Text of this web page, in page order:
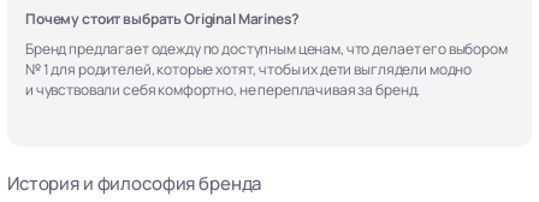
Почему стоит выбрать Original Marines?
Бренд предлагает одежду по доступным ценам, что делает его выбором
№ 1 для родителей, которые хотят, чтобы их дети выглядели модно
и чувствовали себя комфортно, не переплачивая за бренд.
История и философия бренда